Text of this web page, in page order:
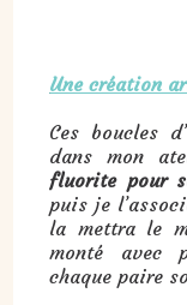
Une création
Ces boucles
dans mon
fluorite pour
puis je
la mettra le
monté avec
chaque paire